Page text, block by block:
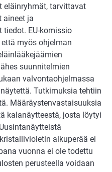
eläinryhmät, tarvittavat
aineet ja
tiedot. EU-komissio
myös ohjelman
suunnitelmien
valvontaohjelmassa
Tutkimuksia tehtiin
Määräystenvastaisuuksia
kalanäytteestä, josta löytyi
alkuperää ei
vuonna ei ole todettu
perusteella voidaan